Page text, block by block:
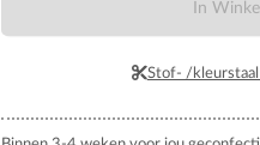
In
Stof- /kleurstaal